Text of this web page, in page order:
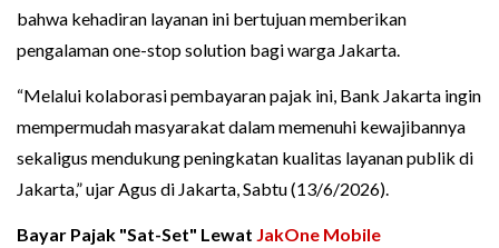
bahwa kehadiran layanan ini bertujuan memberikan
pengalaman one-stop solution bagi warga Jakarta.
“Melalui kolaborasi pembayaran pajak ini, Bank Jakarta ingin
mempermudah masyarakat dalam memenuhi kewajibannya
sekaligus mendukung peningkatan kualitas layanan publik di
Jakarta,” ujar Agus di Jakarta, Sabtu (13/6/2026).
Bayar Pajak "Sat-Set" Lewat JakOne Mobile